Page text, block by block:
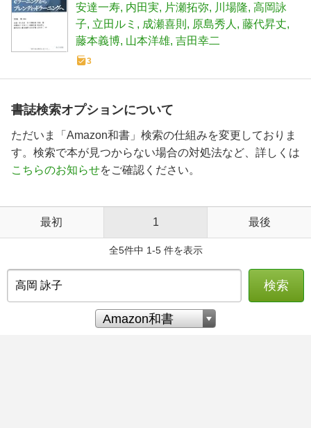
安達一寿 内田実 片瀬拓弥 川場隆 高岡詠
子 立田ルミ 成瀬喜則 原島秀人
藤代昇丈
藤本義博 山本洋雄 吉田幸二
3
書誌検索オプションについて
ただいま「Amazon和書」検索の仕組みを変更しておりま
す。検索で本が見つからない場合の対処法など、詳しくは
こちらのお知らせをご確認ください。
最初 1 最後
全5件中 1-5 件を表示
検索